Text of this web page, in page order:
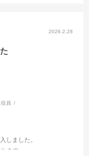
2026.2.28
役員
しました。
ます。